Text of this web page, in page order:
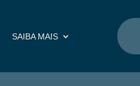
SAIBA MAIS